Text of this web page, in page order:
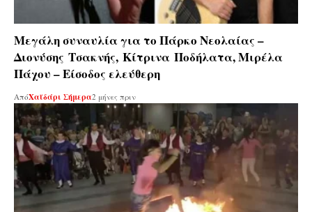
Μεγάλη συναυλία για το Πάρκο Νεολαίας –
Διονύσης Τσακνής, Κίτρινα Ποδήλατα, Μιρέλα
Πάχου – Είσοδος ελεύθερη
ΑπόΧαϊδάρι Σήμερα2 μήνες πριν